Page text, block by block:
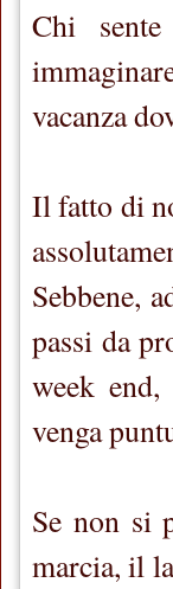
Chi
vacanza
Il fatto di
Sebbene,
passi da
week
venga
Se non si
marcia, il